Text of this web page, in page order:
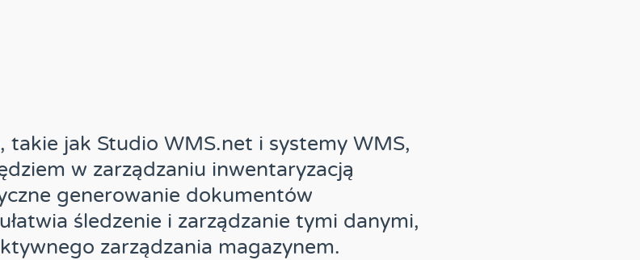
takie jak Studio WMS.net i systemy WMS,
w zarządzaniu inwentaryzacją
generowanie dokumentów
śledzenie i zarządzanie tymi danymi,
zarządzania magazynem.